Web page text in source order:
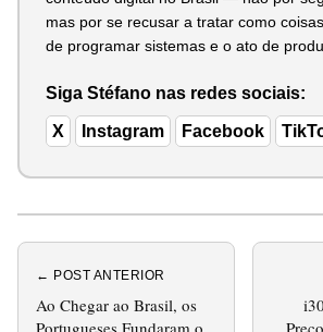
mas por se recusar a tratar como
de programar sistemas e o ato de
Siga Stéfano nas redes sociais:
X Instagram Facebook
← POST ANTERIOR
Ao Chegar ao Brasil, os
Portugueses Fundaram o